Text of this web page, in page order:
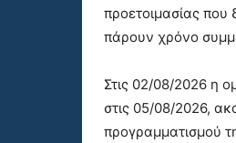
προετοιμασίας που
πάρουν χρόνο
Στις 02/08/2026 η
στις 05/08/2026,
προγραμματισμού